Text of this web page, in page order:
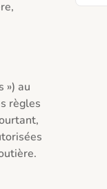
») au
règles